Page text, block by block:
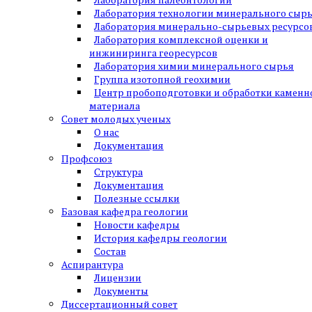
Лаборатория технологии минерального
Лаборатория минерально-сырьевых
Лаборатория комплексной оценки и
инжиниринга георесурсов
Лаборатория химии минерального сырья
Группа изотопной геохимии
Центр пробоподготовки и обработки
материала
Совет молодых ученых
О нас
Документация
Профсоюз
Структура
Документация
Полезные ссылки
Базовая кафедра геологии
Новости кафедры
История кафедры геологии
Состав
Аспирантура
Лицензии
Документы
Диссертационный совет